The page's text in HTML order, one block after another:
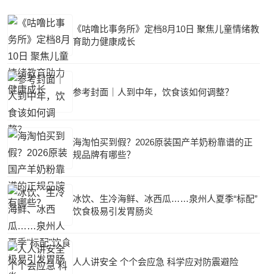
《咕噜比事务所》定档8月10日 聚焦儿童情绪教
育助力健康成长
参考封面｜人到中年，饮食该如何调整？
海淘怕买到假？2026原装国产羊奶粉靠谱的正
规品牌有哪些？
冰饮、生冷海鲜、冰西瓜……泉州人夏季“标配”
饮食极易引发胃肠炎
人人讲安全 个个会应急 科学应对防震避险